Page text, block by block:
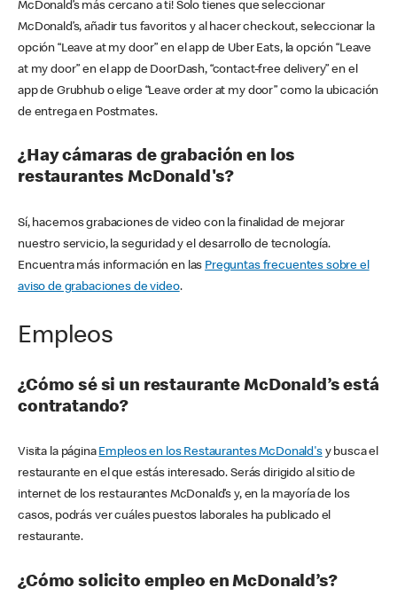
McDonald’s más cercano a ti! Solo tienes que seleccionar
McDonald’s, añadir tus favoritos y al hacer checkout, seleccionar la
opción “Leave at my door” en el app de Uber Eats, la opción “Leave
at my door” en el app de DoorDash, “contact-free delivery” en el
app de Grubhub o elige “Leave order at my door” como la ubicación
de entrega en Postmates.
¿Hay cámaras de grabación en los
restaurantes McDonald's?
Sí, hacemos grabaciones de video con la finalidad de mejorar
nuestro servicio, la seguridad y el desarrollo de tecnología.
Encuentra más información en las Preguntas frecuentes sobre el
aviso de grabaciones de video.
Empleos
¿Cómo sé si un restaurante McDonald’s está
contratando?
Visita la página Empleos en los Restaurantes McDonald'sy busca el
restaurante en el que estás interesado. Serás dirigido al sitio de
internet de los restaurantes McDonald’s y, en la mayoría de los
casos, podrás ver cuáles puestos laborales ha publicado el
restaurante.
¿Cómo solicito empleo en McDonald’s?